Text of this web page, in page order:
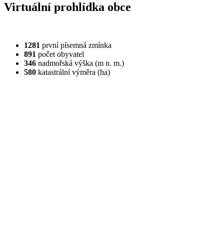
Virtuální prohlídka obce
1281 první písemná zmínka
891 počet obyvatel
346 nadmořská výška (m n. m.)
580 katastrální výměra (ha)